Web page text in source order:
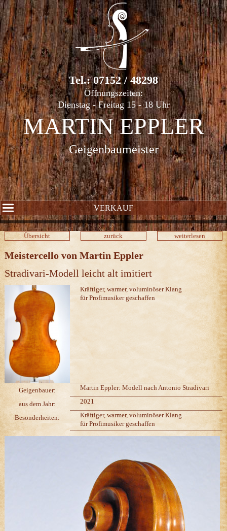
Tel.: 07152 / 48298
Öffnungszeiten:
Dienstag - Freitag 15 - 18 Uhr
MARTIN EPPLER
Geigenbaumeister
VERKAUF
Übersicht zurück weiterlesen
Meistercello von Martin Eppler
Stradivari-Modell leicht alt imitiert
Kräftiger, warmer, voluminöser Klang
für Profimusiker geschaffen
Geigenbauer: Martin Eppler: Modell nach Antonio Stradivari
aus dem Jahr: 2021
Besonderheiten:
Kräftiger, warmer, voluminöser Klang
für Profimusiker geschaffen